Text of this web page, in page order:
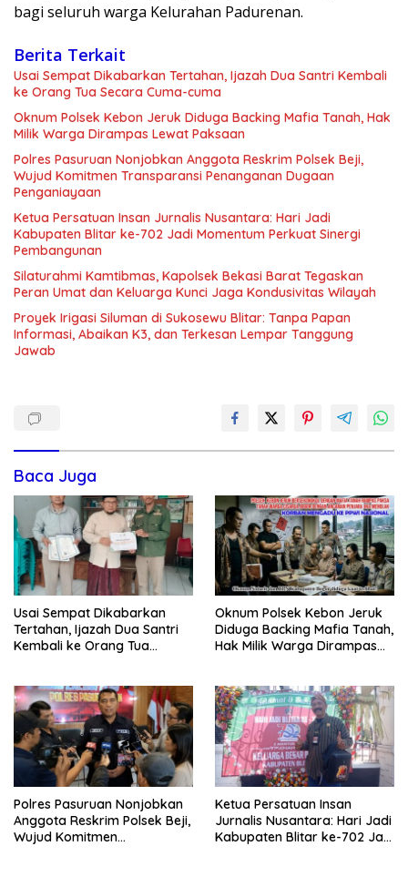
bagi seluruh warga Kelurahan Padurenan.
Berita Terkait
Usai Sempat Dikabarkan Tertahan, Ijazah Dua Santri Kembali
ke Orang Tua Secara Cuma-cuma
Oknum Polsek Kebon Jeruk Diduga Backing Mafia Tanah, Hak
Milik Warga Dirampas Lewat Paksaan
Polres Pasuruan Nonjobkan Anggota Reskrim Polsek Beji,
Wujud Komitmen Transparansi Penanganan Dugaan
Penganiayaan
Ketua Persatuan Insan Jurnalis Nusantara: Hari Jadi
Kabupaten Blitar ke-702 Jadi Momentum Perkuat Sinergi
Pembangunan
Silaturahmi Kamtibmas, Kapolsek Bekasi Barat Tegaskan
Peran Umat dan Keluarga Kunci Jaga Kondusivitas Wilayah
Proyek Irigasi Siluman di Sukosewu Blitar: Tanpa Papan
Informasi, Abaikan K3, dan Terkesan Lempar Tanggung
Jawab
Baca Juga
Usai Sempat Dikabarkan
Tertahan, Ijazah Dua Santri
Kembali ke Orang Tua
Oknum Polsek Kebon Jeruk
Diduga Backing Mafia Tanah,
Hak Milik Warga Dirampas
Polres Pasuruan Nonjobkan
Anggota Reskrim Polsek Beji,
Wujud Komitmen
Ketua Persatuan Insan
Jurnalis Nusantara: Hari Jadi
Kabupaten Blitar ke-702 Jadi